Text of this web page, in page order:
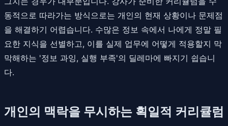
동적으로 따라가는 방식으로는 개인의 현재 상황이나 문제점
을 해결하기 어렵습니다. 수많은 정보 속에서 나에게 정말 필
요한 지식을 선별하고, 이를 실제 업무에 어떻게 적용할지 막
막해하는 '정보 과잉, 실행 부족'의 딜레마에 빠지기 쉽습니
다.
개인의 맥락을 무시하는 획일적 커리큘럼